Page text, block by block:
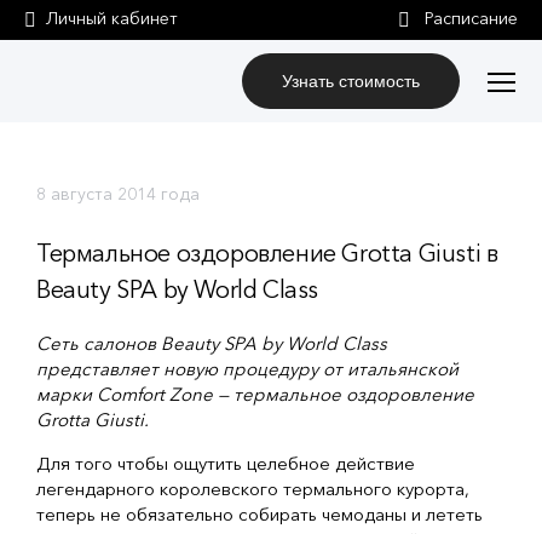
Личный кабинет
Узнать стоимость
8 августа 2014 года
Термальное оздоровление Grotta Giusti в
Beauty SPA by World Class
Сеть салоновBeauty SPA by World Class
представляет новую процедуру от итальянской
маркиComfort Zone — термальное оздоровление
Grotta Giusti.
Для того чтобы ощутить целебное действие
легендарного королевского термального курорта,
теперь не обязательно собирать чемоданы и лететь